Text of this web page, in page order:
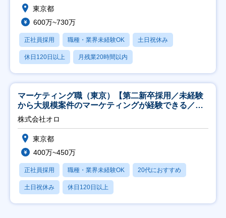
東京都
600万~730万
正社員採用 職種・業界未経験OK 土日祝休み
休日120日以上 月残業20時間以内
マーケティング職（東京）【第二新卒採用／未経験
から大規模案件のマーケティングが経験できる／研
修充実】
株式会社オロ
東京都
400万~450万
正社員採用 職種・業界未経験OK 20代におすすめ
土日祝休み 休日120日以上